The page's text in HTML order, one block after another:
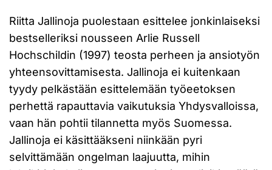
Riitta Jallinoja puolestaan esittelee jonkinlaiseksi
bestselleriksi nousseen Arlie Russell
Hochschildin (1997) teosta perheen ja ansiotyön
yhteensovittamisesta. Jallinoja ei kuitenkaan
tyydy pelkästään esittelemään työeetoksen
perhettä rapauttavia vaikutuksia Yhdysvalloissa,
vaan hän pohtii tilannetta myös Suomessa.
Jallinoja ei käsittääkseni niinkään pyri
selvittämään ongelman laajuutta, mihin